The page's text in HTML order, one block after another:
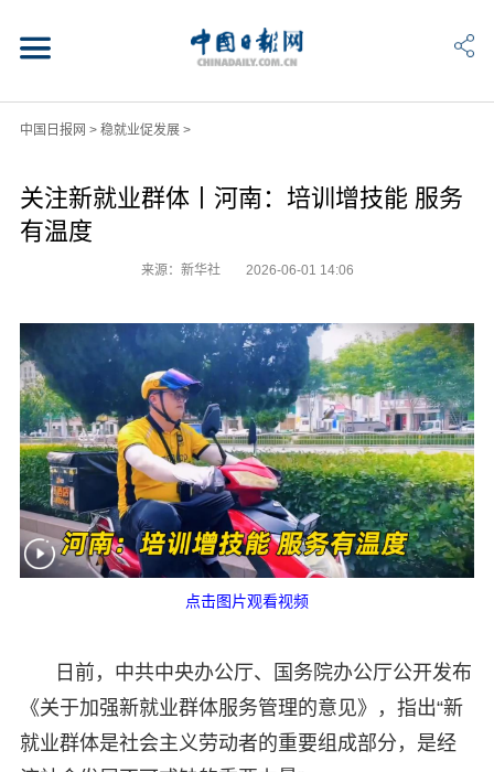
中国日报网 > 稳就业促发展>
关注新就业群体丨河南：培训增技能 服务
有温度
来源：新华社 2026-06-01 14:06
点击图片观看视频
日前，中共中央办公厅、国务院办公厅公开发布
《关于加强新就业群体服务管理的意见》，指出“新
就业群体是社会主义劳动者的重要组成部分，是经